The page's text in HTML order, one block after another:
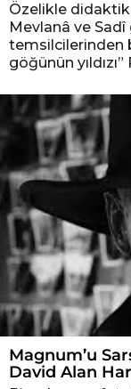
Özelikle didaktik
Mevlanâ ve
temsilcilerinden
göğünün
Magnum’u
David Alan